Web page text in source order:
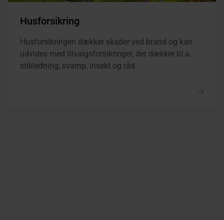
Husforsikring
Husforsikringen dækker skader ved brand og kan
udvides med tilvalgsforsikringer, der dækker bl.a.
stikledning, svamp, insekt og råd.